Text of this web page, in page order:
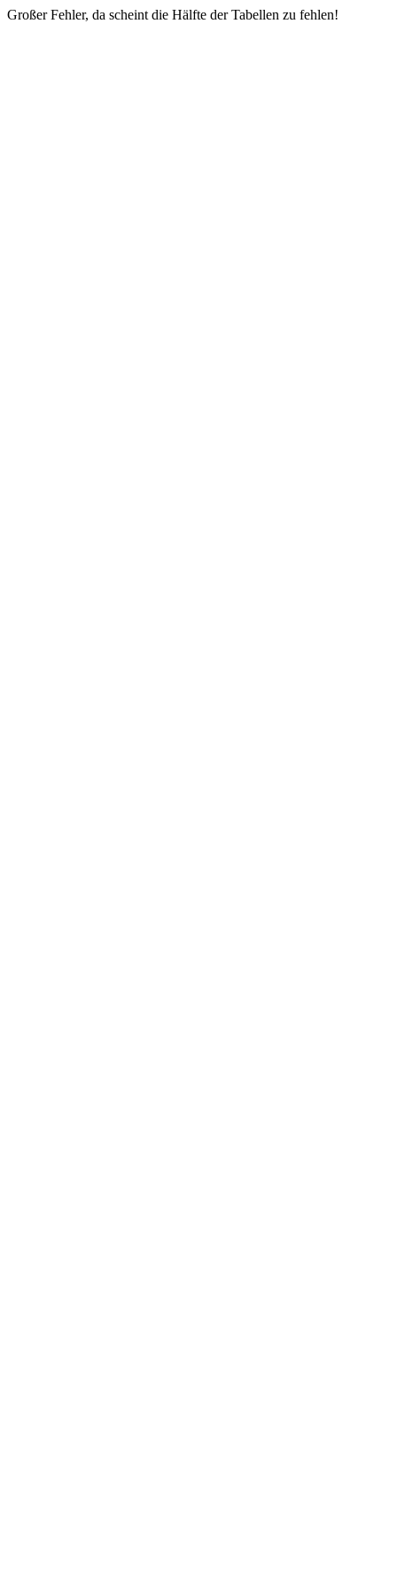
Großer Fehler, da scheint die Hälfte der Tabellen zu fehlen!